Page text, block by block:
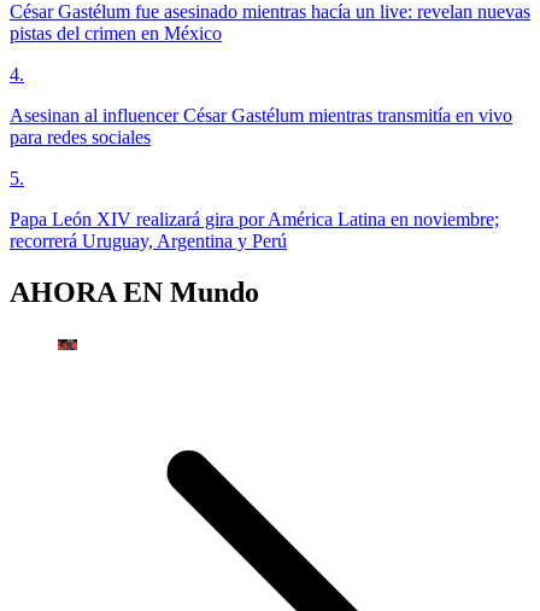
César Gastélum fue asesinado mientras hacía un live: revelan nuevas
pistas del crimen en México
4.
Asesinan al influencer César Gastélum mientras transmitía en vivo
para redes sociales
5.
Papa León XIV realizará gira por América Latina en noviembre;
recorrerá Uruguay, Argentina y Perú
AHORA EN Mundo